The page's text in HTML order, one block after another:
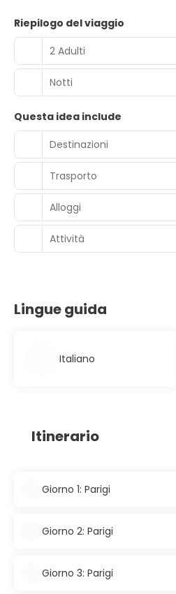
Riepilogo del viaggio
2 Adulti
Notti
Questa idea include
Destinazioni
Trasporto
Alloggi
Attività
Lingue guida
Italiano
Itinerario
Giorno 1: Parigi
Giorno 2: Parigi
Giorno 3: Parigi